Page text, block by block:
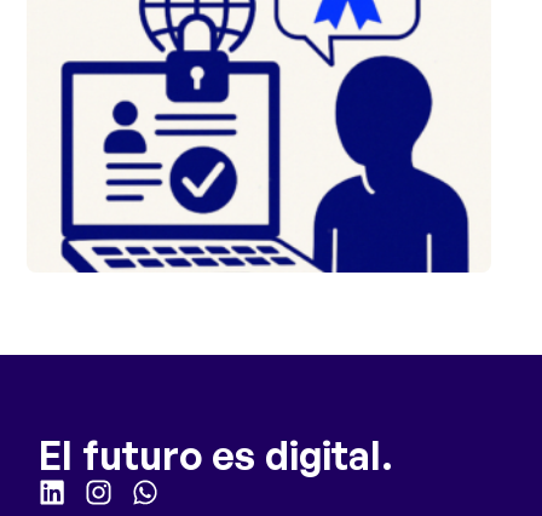
El futuro es digital.